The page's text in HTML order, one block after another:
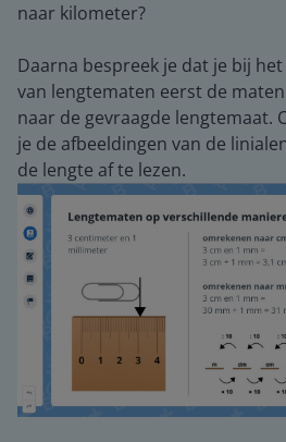
naar kilometer?
Daarna bespreek je dat je bij
van lengtematen eerst de
naar de gevraagde lengtemaat.
je de afbeeldingen van de
de lengte af te lezen.